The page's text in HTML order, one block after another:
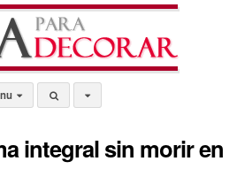
integral sin morir en